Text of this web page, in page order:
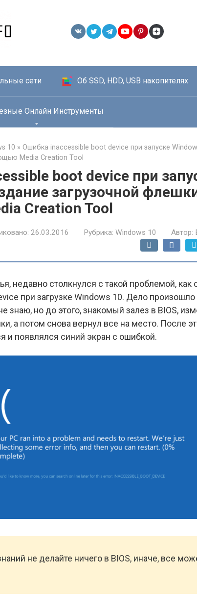
сети Об SSD, HDD, USB накопителях
Онлайн Инструменты
10 » Ошибка inaccessible boot device при запуске
Media Creation Tool
boot device при
загрузочной
Creation Tool
26.03.2016 Рубрика: Windows 10 Автор:
недавно столкнулся с такой проблемой, как
при загрузке Windows 10. Дело произошло
знаю, но до этого, знакомый залез в BIOS,
а потом снова вернул все на место. После
и появлялся синий экран с ошибкой.
не делайте ничего в BIOS, иначе, все